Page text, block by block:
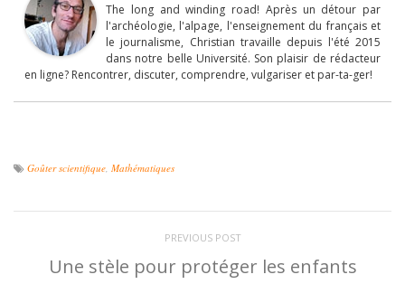
The long and winding road! Après un détour par
l'archéologie, l'alpage, l'enseignement du français et
le journalisme, Christian travaille depuis l'été 2015
dans notre belle Université. Son plaisir de rédacteur
en ligne? Rencontrer, discuter, comprendre, vulgariser et par-ta-ger!
Goûter scientifique Mathématiques
PREVIOUS POST
Une stèle pour protéger les enfants